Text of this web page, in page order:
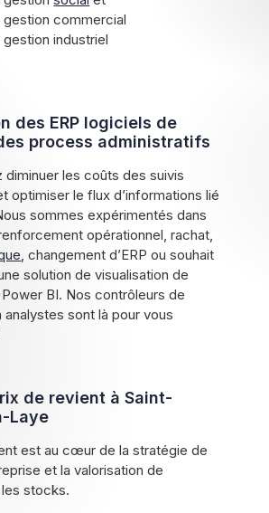
commercial
industriel
des ERP logiciels de
process administratifs
diminuer les coûts des suivis
optimiser le flux d’informations lié
sommes expérimentés dans
opérationnel, rachat,
, changement d’ERP ou souhait
solution de visualisation de
BI. Nos contrôleurs de
sont là pour vous
de revient à Saint-
Laye
est au cœur de la stratégie de
et la valorisation de
les stocks.